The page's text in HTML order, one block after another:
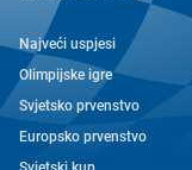
Najveći uspjesi
Olimpijske igre
Svjetsko prvenstvo
Europsko prvenstvo